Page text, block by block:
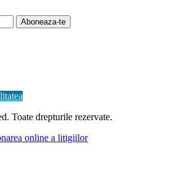
Aboneaza-te
Toate drepturile rezervate.